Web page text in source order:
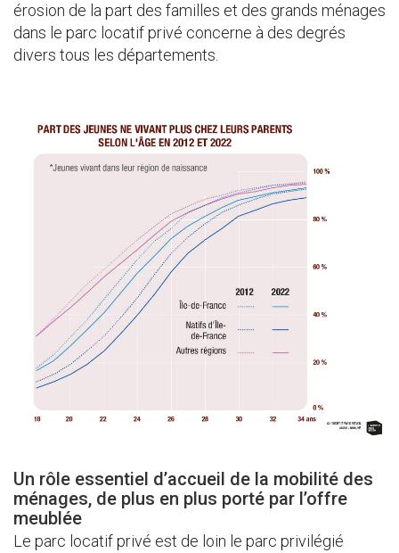
érosion de la part des familles et des grands ménages
dans le parc locatif privé concerne à des degrés
divers tous les départements.
Un rôle essentiel d’accueil de la mobilité des
ménages, de plus en plus porté par l’offre
meublée
Le parc locatif privé est de loin le parc privilégié